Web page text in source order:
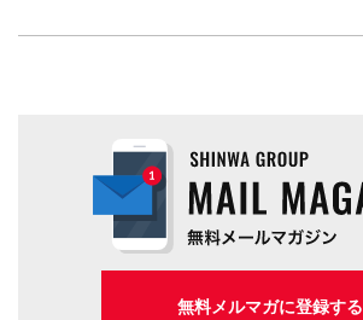
無料メルマガに登録する